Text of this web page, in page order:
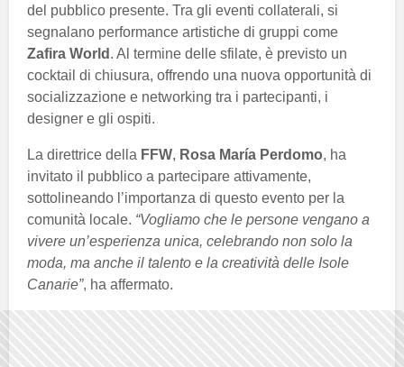
del pubblico presente. Tra gli eventi collaterali, si
segnalano performance artistiche di gruppi come
Zafira World . Al termine delle sfilate, è previsto un
cocktail di chiusura, offrendo una nuova opportunità di
socializzazione e networking tra i partecipanti, i
designer e gli ospiti.
La direttrice della FFW, Rosa María Perdomo, ha
invitato il pubblico a partecipare attivamente,
sottolineando l’importanza di questo evento per la
comunità locale. “Vogliamo che le persone vengano a
vivere un’esperienza unica, celebrando non solo la
moda, ma anche il talento e la creatività delle Isole
Canarie”, ha affermato.